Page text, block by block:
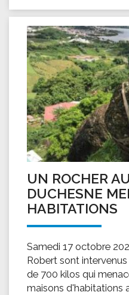
UN ROCHER
DUCHESNE
HABITATIONS
Samedi 17 octobre
Robert sont
de 700 kilos qui
maisons d'habitations